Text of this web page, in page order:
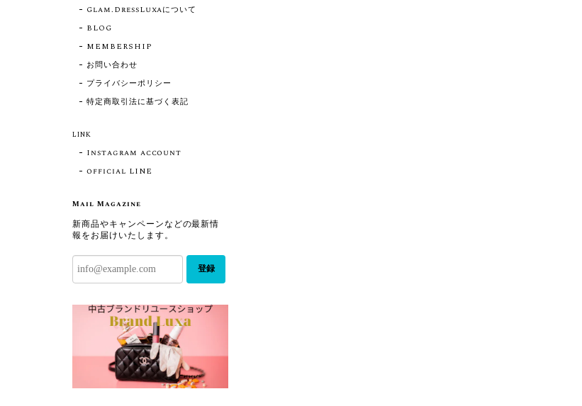
Glam.DressLuxaについて
BLOG
MEMBERSHIP
お問い合わせ
プライバシーポリシー
特定商取引法に基づく表記
LINK
Instagram account
official LINE
Mail Magazine
新商品やキャンペーンなどの最新情
報をお届けいたします。
登録